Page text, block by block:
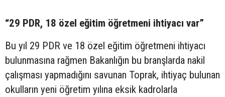
“29 PDR, 18 özel eğitim öğretmeni ihtiyacı var”
Bu yıl 29 PDR ve 18 özel eğitim öğretmeni ihtiyacı
bulunmasına rağmen Bakanlığın bu branşlarda nakil
çalışması yapmadığını savunan Toprak, ihtiyaç bulunan
okulların yeni öğretim yılına eksik kadrolarla